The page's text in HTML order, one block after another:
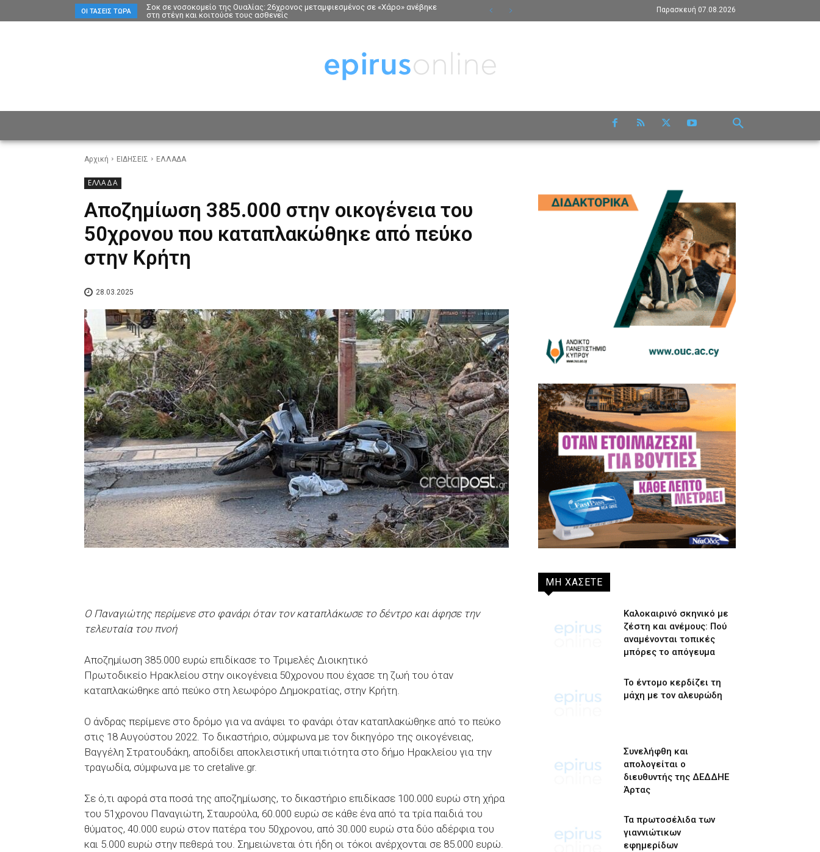
ΟΙ ΤΆΣΕΙΣ ΤΏΡΑ
Σοκ σε νοσοκομείο της Ουαλίας: 26χρονος μεταμφιεσμένος σε «Χάρο» ανέβηκε
στη στέγη και κοιτούσε τους ασθενείς
Παρασκευή 07.08.2026
Αρχική ΕΙΔΗΣΕΙΣ ΕΛΛΑΔΑ
ΕΛΛΑΔΑ
Αποζημίωση 385.000 στην οικογένεια του
50χρονου που καταπλακώθηκε από πεύκο
στην Κρήτη
28.03.2025
Ο Παναγιώτης περίμενε στο φανάρι όταν τον καταπλάκωσε το δέντρο και άφησε την
τελευταία του πνοή
Αποζημίωση 385.000 ευρώ επιδίκασε το Τριμελές Διοικητικό
Πρωτοδικείο Ηρακλείου στην οικογένεια 50χρονου που έχασε τη ζωή του όταν
καταπλακώθηκε από πεύκο στη λεωφόρο Δημοκρατίας, στην Κρήτη.
Ο άνδρας περίμενε στο δρόμο για να ανάψει το φανάρι όταν καταπλακώθηκε από το πεύκο
στις 18 Αυγούστου 2022. Το δικαστήριο, σύμφωνα με τον δικηγόρο της οικογένειας,
Βαγγέλη Στρατουδάκη, αποδίδει αποκλειστική υπαιτιότητα στο δήμο Ηρακλείου για την
τραγωδία, σύμφωνα με το cretalive.gr.
Σε ό,τι αφορά στα ποσά της αποζημίωσης, το δικαστήριο επιδίκασε 100.000 ευρώ στη χήρα
του 51χρονου Παναγιώτη, Σταυρούλα, 60.000 ευρώ σε κάθε ένα από τα τρία παιδιά του
θύματος, 40.000 ευρώ στον πατέρα του 50χρονου, από 30.000 ευρώ στα δύο αδέρφια του
και 5.000 ευρώ στην πεθερά του. Σημειώνεται ότι ήδη οι τόκοι ανέρχονται σε 85.000 ευρώ.
ΜΗ ΧΑΣΕΤΕ
Καλοκαιρινό σκηνικό με
ζέστη και ανέμους: Πού
αναμένονται τοπικές
μπόρες το απόγευμα
Το έντομο κερδίζει τη
μάχη με τον αλευρώδη
Συνελήφθη και
απολογείται ο
διευθυντής της ΔΕΔΔΗΕ
Άρτας
Τα πρωτοσέλιδα των
γιαννιώτικων
εφημερίδων